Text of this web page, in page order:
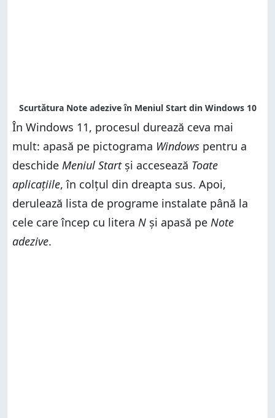
În Windows 11, procesul durează ceva mai
mult: apasă pe pictograma Windows pentru a
deschide Meniul Startși accesează Toate
aplicațiile, în colțul din dreapta sus. Apoi,
derulează lista de programe instalate până la
cele care încep cu litera N și apasă pe Note
adezive.